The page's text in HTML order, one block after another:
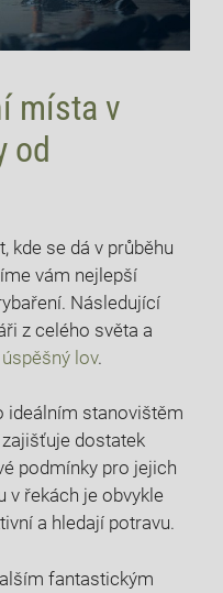
místa v
od
kde se dá ​v průběhu
​vám nejlepší‍
Následující
z⁤ celého světa ⁢a
lov.
ideálním stanovištěm
dostatek
podmínky ⁢pro jejich
v řekách je‌ obvykle
a hledají potravu.
fantastickým